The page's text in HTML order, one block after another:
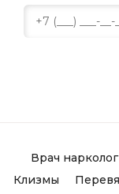
Врач
Клизмы